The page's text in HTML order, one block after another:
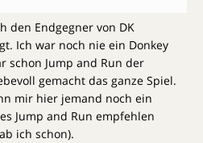
den Endgegner von DK
Ich war noch nie ein Donkey
schon Jump and Run der
gemacht das ganze Spiel.
mir hier jemand noch ein
Jump and Run empfehlen
ich schon).